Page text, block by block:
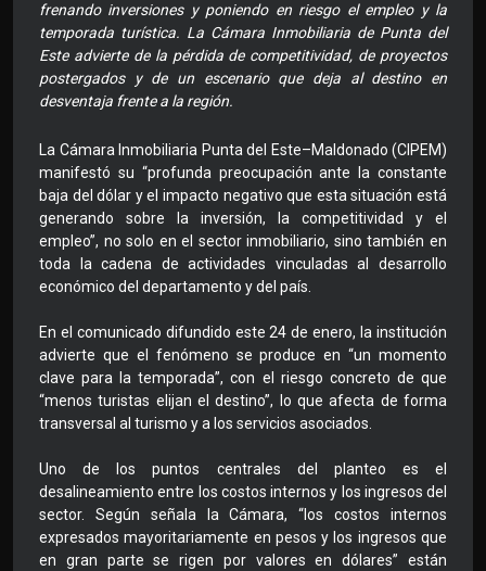
frenando inversiones y poniendo en riesgo el empleo y la
temporada turística. La Cámara Inmobiliaria de Punta del
Este advierte de la pérdida de competitividad, de proyectos
postergados y de un escenario que deja al destino en
desventaja frente a la región.
La Cámara Inmobiliaria Punta del Este–Maldonado (CIPEM)
manifestó su “profunda preocupación ante la constante
baja del dólar y el impacto negativo que esta situación está
generando sobre la inversión, la competitividad y el
empleo”, no solo en el sector inmobiliario, sino también en
toda la cadena de actividades vinculadas al desarrollo
económico del departamento y del país.
En el comunicado difundido este 24 de enero, la institución
advierte que el fenómeno se produce en “un momento
clave para la temporada”, con el riesgo concreto de que
“menos turistas elijan el destino”, lo que afecta de forma
transversal al turismo y a los servicios asociados.
Uno de los puntos centrales del planteo es el
desalineamiento entre los costos internos y los ingresos del
sector. Según señala la Cámara, “los costos internos
expresados mayoritariamente en pesos y los ingresos que
en gran parte se rigen por valores en dólares” están